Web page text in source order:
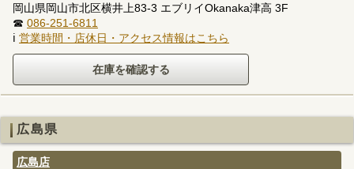
岡山県岡山市北区横井上83-3 エブリイOkanaka津高 3F
☎ 086-251-6811
ℹ 営業時間・店休日・アクセス情報はこちら
広島県
広島店